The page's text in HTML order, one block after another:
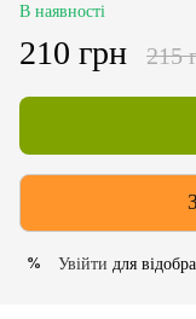
В наявності
210 грн 215
% Увійти для